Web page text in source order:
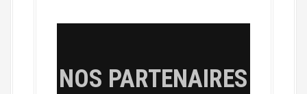
NOS PARTENAIRES